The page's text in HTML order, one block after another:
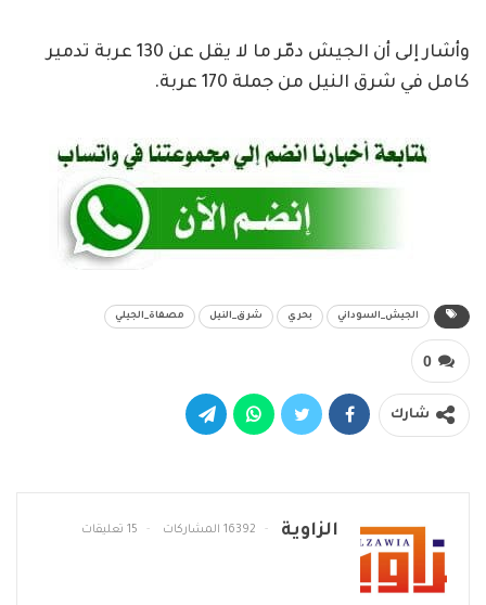
وأشار إلى أن الجيش دمّر ما لا يقل عن 130 عربة تدمير
كامل في شرق النيل من جملة 170 عربة.
الجيش_السوداني بحري شرق_النيل مصفاة_الجيلي
0
شارك
الزاوية 16392 المشاركات 15 تعليقات